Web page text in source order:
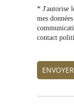
* J'autorise
mes
contact
ENVOYER